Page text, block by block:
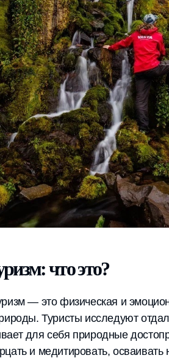
что это?
— это физическая и
Туристы исследуют
для себя природные
и медитировать,